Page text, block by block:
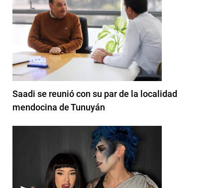
Saadi se reunió con su par de la localidad
mendocina de Tunuyán